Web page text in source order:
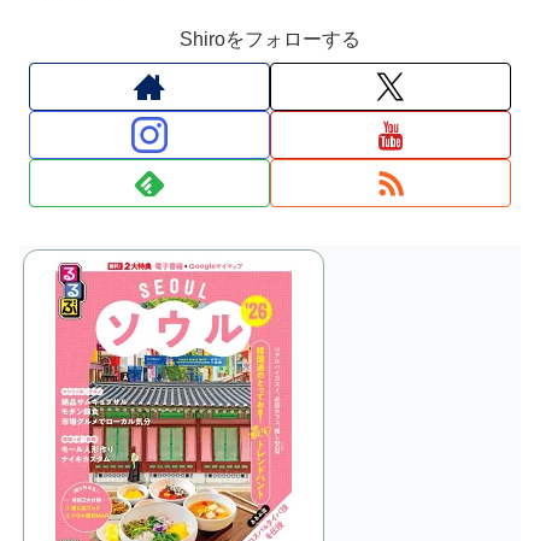
Shiroをフォローする